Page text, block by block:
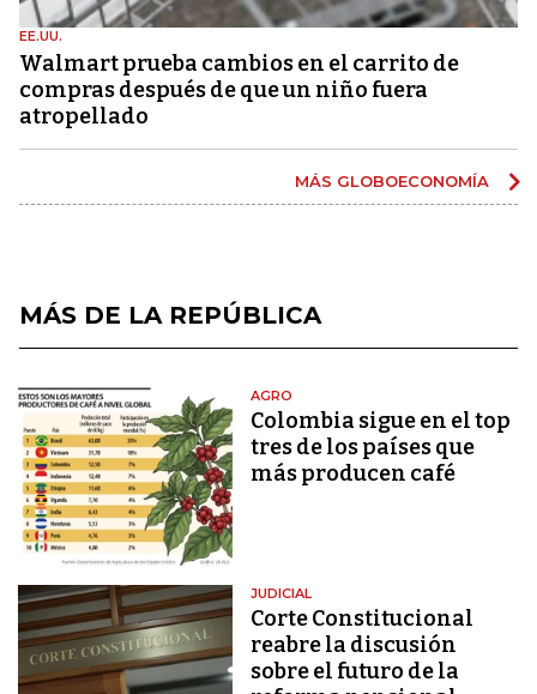
EE.UU.
Walmart prueba cambios en el carrito de
compras después de que un niño fuera
atropellado
MÁS GLOBOECONOMÍA
MÁS DE LA REPÚBLICA
AGRO
Colombia sigue en el top
tres de los países que
más producen café
JUDICIAL
Corte Constitucional
reabre la discusión
sobre el futuro de la